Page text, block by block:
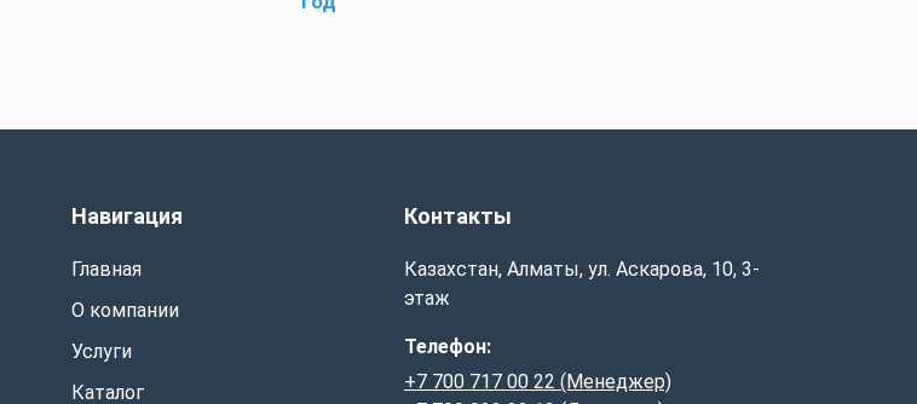
Навигация
Главная
О компании
Услуги
Каталог
Контакты
Казахстан, Алматы, ул. Аскарова, 10, 3-
этаж
Телефон:
+7 700 717 00 22 (Менеджер)